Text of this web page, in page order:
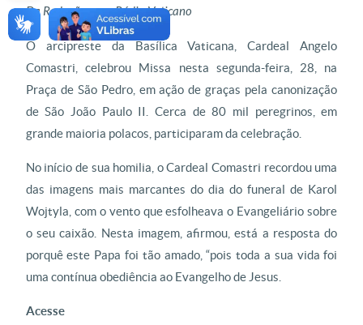
Da Redação, com Rádio Vaticano
O arcipreste da Basílica Vaticana, Cardeal Angelo
Comastri, celebrou Missa nesta segunda-feira, 28, na
Praça de São Pedro, em ação de graças pela canonização
de São João Paulo II. Cerca de 80 mil peregrinos, em
grande maioria polacos, participaram da celebração.
No início de sua homilia, o Cardeal Comastri recordou uma
das imagens mais marcantes do dia do funeral de Karol
Wojtyla, com o vento que esfolheava o Evangeliário sobre
o seu caixão. Nesta imagem, afirmou, está a resposta do
porquê este Papa foi tão amado, “pois toda a sua vida foi
uma contínua obediência ao Evangelho de Jesus.
Acesse